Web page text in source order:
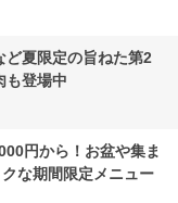
ど夏限定の旨ねた第2
も登場中
円から！お盆や集ま
な期間限定メニュー